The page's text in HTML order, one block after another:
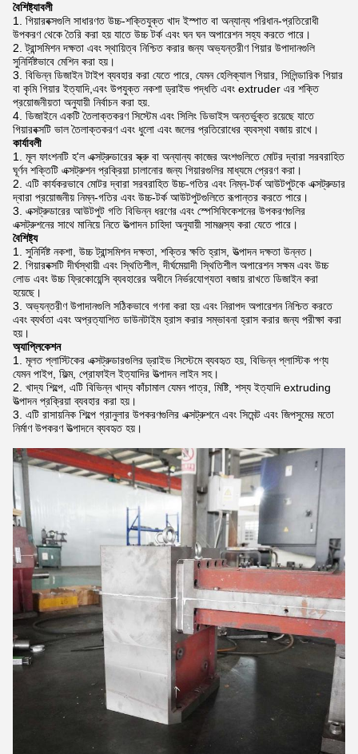
বৈশিষ্ট্যাবলী
গিয়ারবক্সগুলি সাধারণত উচ্চ-শক্তিযুক্ত খাদ ইস্পাত বা অন্যান্য পরিধান-প্রতিরোধী
উপকরণ থেকে তৈরি করা হয় যাতে উচ্চ টর্ক এবং ঘন ঘন অপারেশন সহ্য করতে পারে।
ট্রান্সমিশন দক্ষতা এবং স্থায়িত্ব নিশ্চিত করার জন্য অভ্যন্তরীণ গিয়ার উপাদানগুলি
সুনির্দিষ্টভাবে মেশিন করা হয়।
বিভিন্ন ডিজাইন টাইপ ব্যবহার করা যেতে পারে, যেমন হেলিক্যাল গিয়ার, সিলিন্ডারিক গিয়ার
বা কৃমি গিয়ার ইত্যাদি,এবং উপযুক্ত নকশা ড্রাইভ পদ্ধতি এবং extruder এর শক্তি
প্রয়োজনীয়তা অনুযায়ী নির্বাচন করা হয়.
ডিজাইনে একটি তৈলাক্তকরণ সিস্টেম এবং সিলিং ডিভাইস অন্তর্ভুক্ত রয়েছে যাতে
গিয়ারবক্সটি ভাল তৈলাক্তকরণ এবং ধুলো এবং জলের প্রতিরোধের ব্যবস্থা বজায় রাখে।
কার্যাবলী
মূল ফাংশনটি হ'ল এক্সট্রুডারের স্ক্রু বা অন্যান্য কাজের অংশগুলিতে মোটর দ্বারা সরবরাহিত
ঘূর্ণন শক্তিটি এক্সট্রুশন প্রক্রিয়া চালানোর জন্য গিয়ারগুলির মাধ্যমে প্রেরণ করা।
এটি কার্যকরভাবে মোটর দ্বারা সরবরাহিত উচ্চ-গতির এবং নিম্ন-টর্ক আউটপুটকে এক্সট্রুডার
দ্বারা প্রয়োজনীয় নিম্ন-গতির এবং উচ্চ-টর্ক আউটপুটগুলিতে রূপান্তর করতে পারে।
এক্সট্রুডারের আউটপুট গতি বিভিন্ন ধরণের এবং স্পেসিফিকেশনের উপকরণগুলির
এক্সট্রুশনের সাথে মানিয়ে নিতে উত্পাদন চাহিদা অনুযায়ী সামঞ্জস্য করা যেতে পারে।
বৈশিষ্ট্য
সুনির্দিষ্ট নকশা, উচ্চ ট্রান্সমিশন দক্ষতা, শক্তির ক্ষতি হ্রাস, উত্পাদন দক্ষতা উন্নত।
গিয়ারবক্সটি দীর্ঘস্থায়ী এবং স্থিতিশীল, দীর্ঘমেয়াদী স্থিতিশীল অপারেশন সক্ষম এবং উচ্চ
লোড এবং উচ্চ ফ্রিকোয়েন্সি ব্যবহারের অধীনে নির্ভরযোগ্যতা বজায় রাখতে ডিজাইন করা
হয়েছে।
অভ্যন্তরীণ উপাদানগুলি সঠিকভাবে গণনা করা হয় এবং নিরাপদ অপারেশন নিশ্চিত করতে
এবং ব্যর্থতা এবং অপ্রত্যাশিত ডাউনটাইম হ্রাস করার সম্ভাবনা হ্রাস করার জন্য পরীক্ষা করা
হয়।
অ্যাপ্লিকেশন
মূলত প্লাস্টিকের এক্সট্রুডারগুলির ড্রাইভ সিস্টেমে ব্যবহৃত হয়, বিভিন্ন প্লাস্টিক পণ্য
যেমন পাইপ, ফিল্ম, প্রোফাইল ইত্যাদির উত্পাদন লাইন সহ।
খাদ্য শিল্পে, এটি বিভিন্ন খাদ্য কাঁচামাল যেমন পাত্র, মিষ্টি, শস্য ইত্যাদি extruding
উত্পাদন প্রক্রিয়া ব্যবহার করা হয়।
এটি রাসায়নিক শিল্পে গ্রানুলার উপকরণগুলির এক্সট্রুশনে এবং সিমেন্ট এবং জিপসুমের মতো
নির্মাণ উপকরণ উত্পাদনে ব্যবহৃত হয়।